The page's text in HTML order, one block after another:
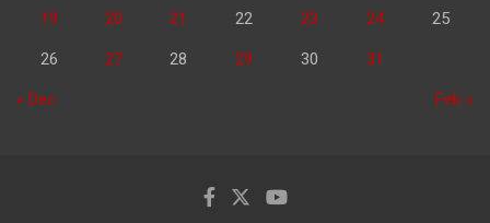
19 20 21 22 23 24 25
26 27 28 29 30 31
« Dec Feb »